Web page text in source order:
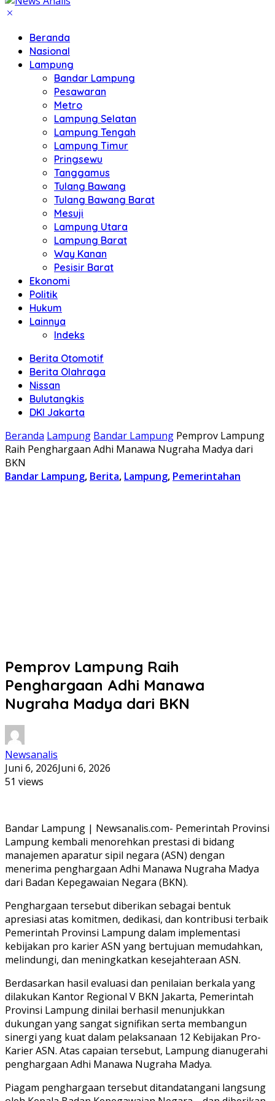
Beranda
Nasional
Lampung
Bandar Lampung
Pesawaran
Metro
Lampung Selatan
Lampung Tengah
Lampung Timur
Pringsewu
Tanggamus
Tulang Bawang
Tulang Bawang Barat
Mesuji
Lampung Utara
Lampung Barat
Way Kanan
Pesisir Barat
Ekonomi
Politik
Hukum
Lainnya
Indeks
Berita Otomotif
Berita Olahraga
Nissan
Bulutangkis
DKI Jakarta
Beranda Lampung Bandar Lampung Pemprov Lampung
Raih Penghargaan Adhi Manawa Nugraha Madya dari
BKN
Bandar Lampung, Berita, Lampung, Pemerintahan
Pemprov Lampung Raih
Penghargaan Adhi Manawa
Nugraha Madya dari BKN
Newsanalis
Juni 6, 2026Juni 6, 2026
51 views
Bandar Lampung | Newsanalis.com- Pemerintah Provinsi
Lampung kembali menorehkan prestasi di bidang
manajemen aparatur sipil negara (ASN) dengan
menerima penghargaan Adhi Manawa Nugraha Madya
dari Badan Kepegawaian Negara (BKN).
Penghargaan tersebut diberikan sebagai bentuk
apresiasi atas komitmen, dedikasi, dan kontribusi terbaik
Pemerintah Provinsi Lampung dalam implementasi
kebijakan pro karier ASN yang bertujuan memudahkan,
melindungi, dan meningkatkan kesejahteraan ASN.
Berdasarkan hasil evaluasi dan penilaian berkala yang
dilakukan Kantor Regional V BKN Jakarta, Pemerintah
Provinsi Lampung dinilai berhasil menunjukkan
dukungan yang sangat signifikan serta membangun
sinergi yang kuat dalam pelaksanaan 12 Kebijakan Pro-
Karier ASN. Atas capaian tersebut, Lampung dianugerahi
penghargaan Adhi Manawa Nugraha Madya.
Piagam penghargaan tersebut ditandatangani langsung